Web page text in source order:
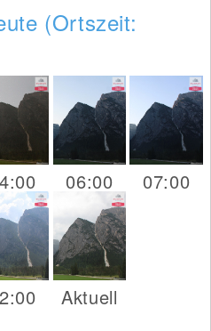
(Ortszeit:
06:00 07:00
Aktuell